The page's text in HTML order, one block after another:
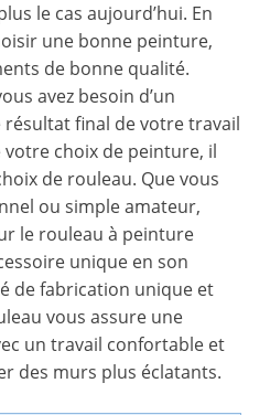
le cas aujourd’hui. En
une bonne peinture,
de bonne qualité.
avez besoin d’un
résultat final de votre travail
choix de peinture, il
de rouleau. Que vous
ou simple amateur,
le rouleau à peinture
unique en son
de fabrication unique et
vous assure une
un travail confortable et
des murs plus éclatants.